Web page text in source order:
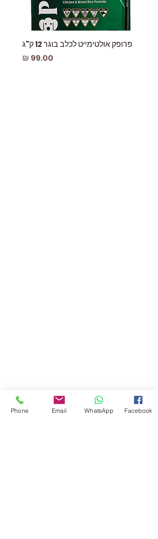
מיובש 2%, שמן פשתן 1%
שומן 10.0% לחות 10.0% אפר גולמי 7.2% סיבים
פרופק אולטימייט לכלב בוגר 12 ק"ג
מחיר
Phone Email WhatsApp Facebook